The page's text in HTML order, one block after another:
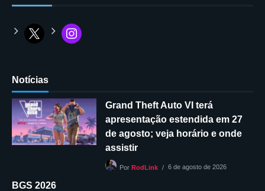
Notícias
Grand Theft Auto VI terá
apresentação estendida em 27
de agosto; veja horário e onde
assistir
Por RodLink 6 de agosto de 2026
BGS 2026